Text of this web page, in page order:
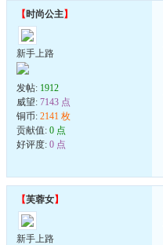
【时尚公主】
新手上路
发帖: 1912
威望: 7143 点
铜币: 2141 枚
贡献值: 0 点
好评度: 0 点
【芙蓉女】
新手上路